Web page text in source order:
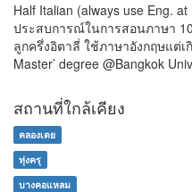
Half Italian (always use Eng.
ประสบการณ์ในการสอนภาษา
ลูกครึ่งอิตาลี่ ใช้ภาษาอังกฤษแต่
Master’ degree @Bangkok
สถานที่ใกล้เคียง
คลองเตย
ทุ่งครุ
บางคอแหลม